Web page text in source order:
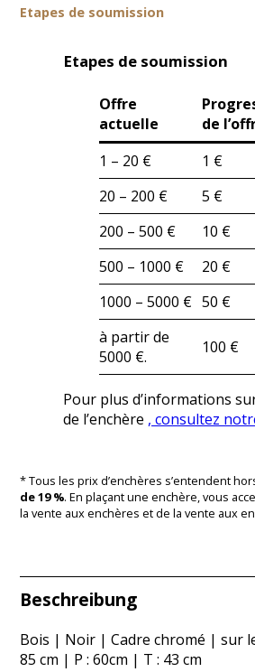
Etapes de soumission
Etapes de soumission
Offre
actuelle
de
1 – 20 €
1 €
20 – 200 €
5 €
200 – 500 €
10 €
500 – 1000 €
20 €
1000 – 5000 € 50 €
à partir de
5000 €.
100 €
Pour plus d’informations
de l’enchère , consultez
* Tous les prix d’enchères s’entendent
de 19 %. En plaçant une enchère, vous
la vente aux enchères et de la vente aux
Beschreibung
Bois | Noir | Cadre chromé | sur
85 cm | P : 60cm | T : 43 cm